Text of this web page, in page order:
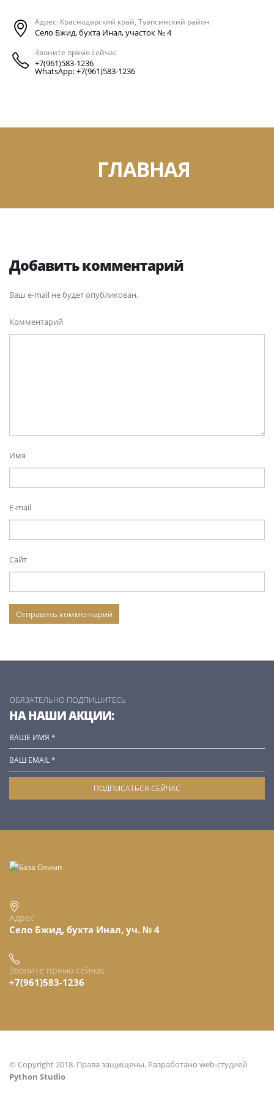
Адрес: Краснодарский край, Туапсинский район
Село Бжид, бухта Инал, участок № 4
Звоните прямо сейчас
+7(961)583-1236
WhatsApp: +7(961)583-1236
ГЛАВНАЯ
Добавить комментарий
Ваш e-mail не будет опубликован.
Комментарий
Имя
E-mail
Сайт
ОБЯЗАТЕЛЬНО ПОДПИШИТЕСЬ
НА НАШИ АКЦИИ:
Адрес
Село Бжид, бухта Инал, уч. № 4
Звоните прямо сейчас
+7(961)583-1236
© Copyright 2018. Права защищены. Разработано web-студией
Python Studio